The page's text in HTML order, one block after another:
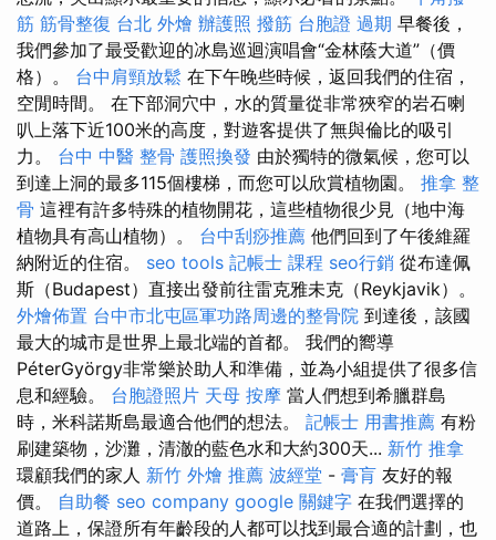
筋 筋骨整復 台北 外燴 辦護照 撥筋 台胞證 過期 早餐後，
我們參加了最受歡迎的冰島巡迴演唱會“金林蔭大道”（價
格）。 台中肩頸放鬆 在下午晚些時候，返回我們的住宿，
空閒時間。 在下部洞穴中，水的質量從非常狹窄的岩石喇
叭上落下近100米的高度，對遊客提供了無與倫比的吸引
力。 台中 中醫 整骨 護照換發 由於獨特的微氣候，您可以
到達上洞的最多115個樓梯，而您可以欣賞植物園。 推拿 整
骨 這裡有許多特殊的植物開花，這些植物很少見（地中海
植物具有高山植物）。 台中刮痧推薦 他們回到了午後維羅
納附近的住宿。 seo tools 記帳士 課程 seo行銷 從布達佩
斯（Budapest）直接出發前往雷克雅未克（Reykjavik）。
外燴佈置 台中市北屯區軍功路周邊的整骨院 到達後，該國
最大的城市是世界上最北端的首都。 我們的嚮導
PéterGyörgy非常樂於助人和準備，並為小組提供了很多信
息和經驗。 台胞證照片 天母 按摩 當人們想到希臘群島
時，米科諾斯島最適合他們的想法。 記帳士 用書推薦 有粉
刷建築物，沙灘，清澈的藍色水和大約300天... 新竹 推拿
環顧我們的家人 新竹 外燴 推薦 波經堂 - 膏肓 友好的報
價。 自助餐 seo company google 關鍵字 在我們選擇的
道路上，保證所有年齡段的人都可以找到最合適的計劃，也